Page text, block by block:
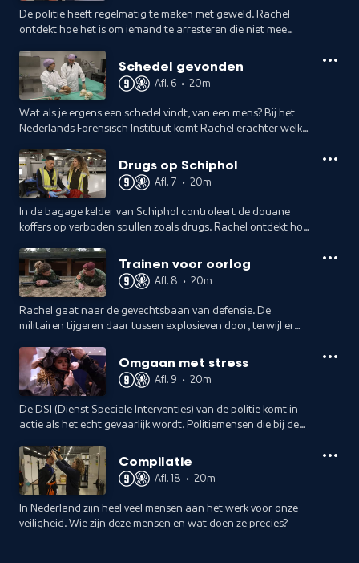
De politie heeft regelmatig te maken met geweld. Rachel
ontdekt hoe het is om iemand te arresteren die niet mee
Schedel gevonden
Afl. 6 • 20m
Wat als je ergens een schedel vindt, van een mens? Bij het
Nederlands Forensisch Instituut komt Rachel erachter welke
Drugs op Schiphol
Afl. 7 • 20m
In de bagage kelder van Schiphol controleert de douane
koffers op verboden spullen zoals drugs. Rachel ontdekt hoe
Marechaussee hierbijj samenwerken.
Trainen voor oorlog
Afl. 8 • 20m
Rachel gaat naar de gevechtsbaan van defensie. De
militairen tijgeren daar tussen explosieven door, terwijl er
Omgaan met stress
Afl. 9 • 20m
De DSI (Dienst Speciale Interventies) van de politie komt in
actie als het echt gevaarlijk wordt. Politiemensen die bij de
Compilatie
Afl. 18 • 20m
In Nederland zijn heel veel mensen aan het werk voor onze
veiligheid. Wie zijn deze mensen en wat doen ze precies?